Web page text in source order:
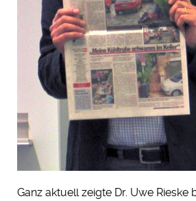
Ganz aktuell zeigte Dr. Uwe Rieske